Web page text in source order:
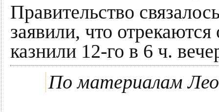
Правительство
заявили, что
казнили 12-го в 6 ч.
По материалам